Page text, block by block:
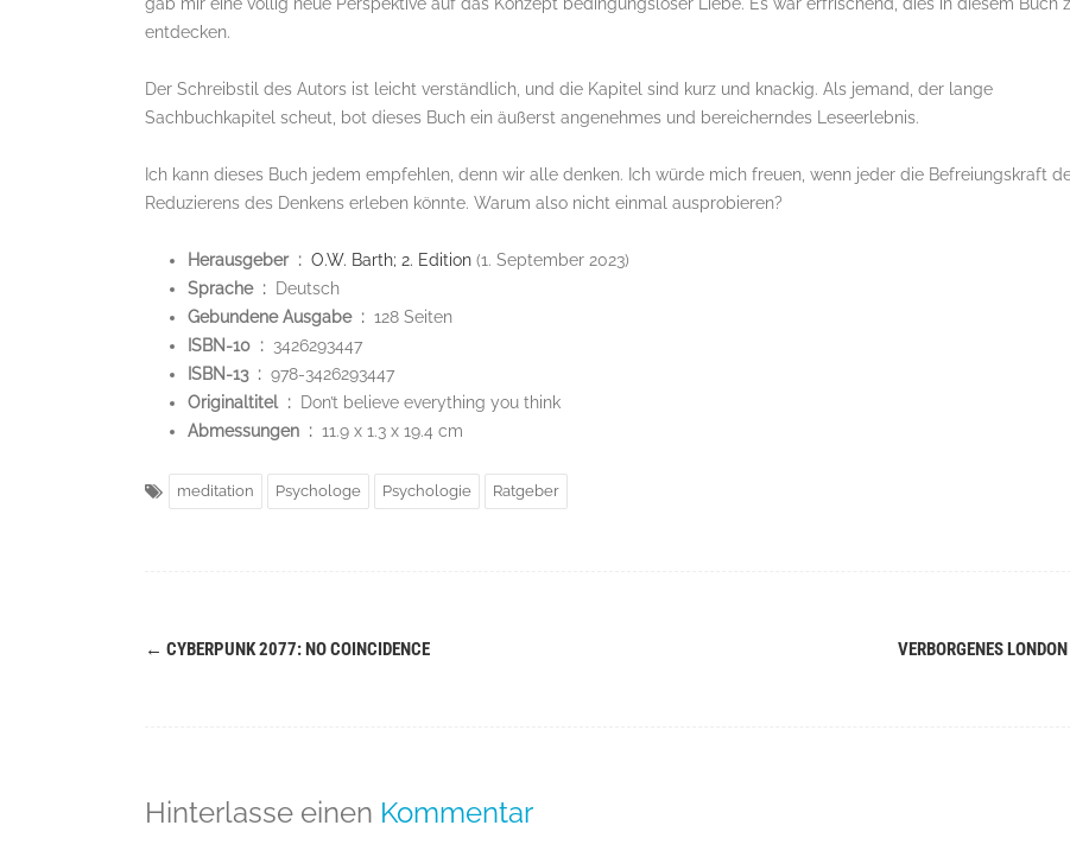
entdecken.
Der Schreibstil des Autors ist leicht verständlich, und die Kapitel sind kurz und knackig. Als jemand, der lange
Sachbuchkapitel scheut, bot dieses Buch ein äußerst angenehmes und bereicherndes Leseerlebnis.
Ich kann dieses Buch jedem empfehlen, denn wir alle denken. Ich würde mich freuen, wenn jeder die Befreiungskraft
Reduzierens des Denkens erleben könnte. Warum also nicht einmal ausprobieren?
Herausgeber ‏ : ‎ O.W. Barth; 2. Edition (1. September 2023)
Sprache ‏ : ‎
Deutsch
Gebundene Ausgabe ‏ : ‎ 128 Seiten
ISBN-10 ‏ : ‎ 3426293447
ISBN-13 ‏ : ‎ 978-3426293447
Originaltitel ‏ : ‎
Don’t believe everything you think
Abmessungen ‏ : ‎ 11.9 x 1.3 x 19.4 cm
meditation Psychologe Psychologie Ratgeber
← CYBERPUNK 2077: NO COINCIDENCE VERBORGENES LONDON
Hinterlasse einen Kommentar